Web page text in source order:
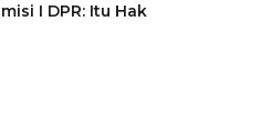
I DPR: Itu Hak